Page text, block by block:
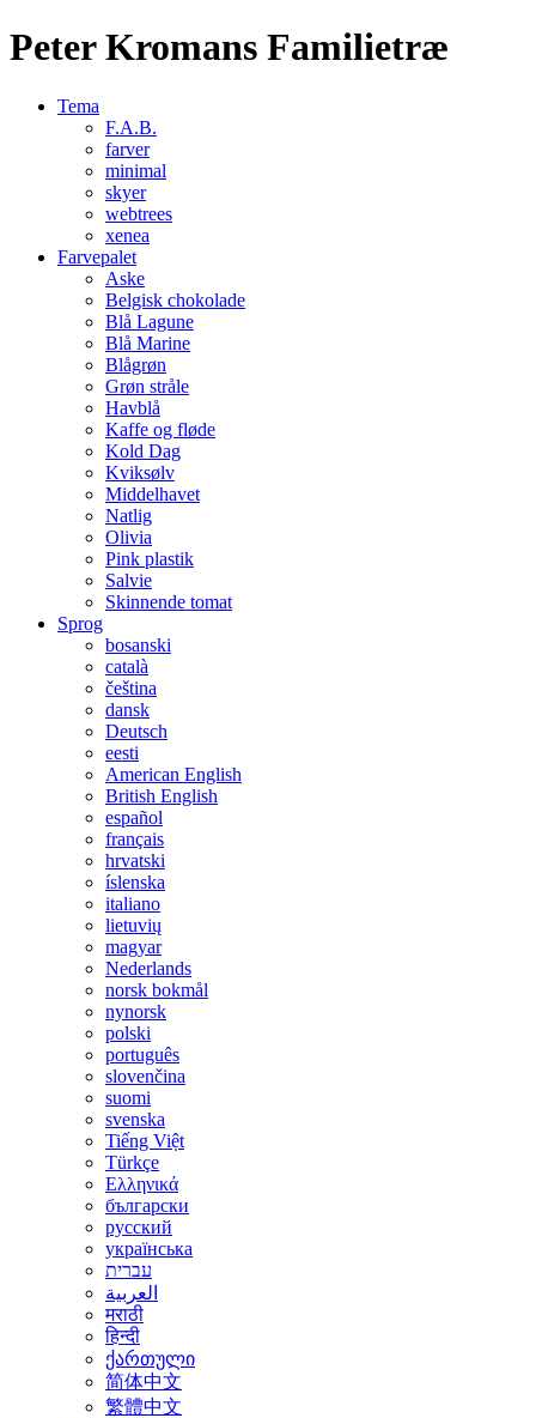
Peter Kromans Familietræ
Tema
F.A.B.
farver
minimal
skyer
webtrees
xenea
Farvepalet
Aske
Belgisk chokolade
Blå Lagune
Blå Marine
Blågrøn
Grøn stråle
Havblå
Kaffe og fløde
Kold Dag
Kviksølv
Middelhavet
Natlig
Olivia
Pink plastik
Salvie
Skinnende tomat
Sprog
bosanski
català
čeština
dansk
Deutsch
eesti
American English
British English
español
français
hrvatski
íslenska
italiano
lietuvių
magyar
Nederlands
norsk bokmål
nynorsk
polski
português
slovenčina
suomi
svenska
Tiếng Việt
Türkçe
Ελληνικά
български
русский
українська
עברית
العربية
मराठी
हिन्दी
ქართული
简体中文
繁體中文